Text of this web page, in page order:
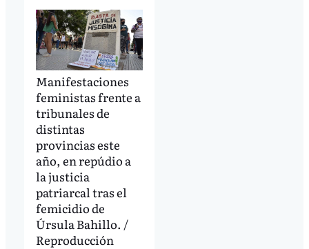
Manifestaciones
feministas frente a
tribunales de
distintas
provincias este
año, en repúdio a
la justicia
patriarcal tras el
femicidio de
Úrsula Bahillo. /
Reproducción